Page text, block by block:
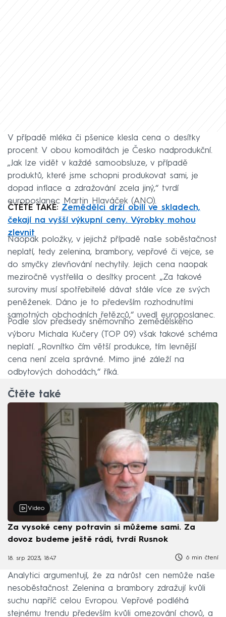
V případě mléka či pšenice klesla cena o desítky
procent. V obou komoditách je Česko nadprodukční.
„Jak lze vidět v každé samoobsluze, v případě
produktů, které jsme schopni produkovat sami, je
dopad inflace a zdražování zcela jiný,“ tvrdí
europoslanec Martin Hlaváček (ANO).
ČTĚTE TAKÉ: Zemědělci drží obilí ve skladech,
čekají na vyšší výkupní ceny. Výrobky mohou
zlevnit
Naopak položky, v jejichž případě naše soběstačnost
neplatí, tedy zelenina, brambory, vepřové či vejce, se
do smyčky zlevňování nechytily. Jejich cena naopak
meziročně vystřelila o desítky procent. „Za takové
suroviny musí spotřebitelé dávat stále více ze svých
peněženek. Dáno je to především rozhodnutími
samotných obchodních řetězců,“ uvedl europoslanec.
Podle slov předsedy sněmovního zemědělského
výboru Michala Kučery (TOP 09) však takové schéma
neplatí. „Rovnítko čím větší produkce, tím levnější
cena není zcela správné. Mimo jiné záleží na
odbytových dohodách,“ říká.
Čtěte také
Video
Za vysoké ceny potravin si můžeme sami. Za
dovoz budeme ještě rádi, tvrdí Rusnok
18. srp 2023, 18:47 6 min čtení
Analytici argumentují, že za nárůst cen nemůže naše
nesoběstačnost. Zelenina a brambory zdražují kvůli
suchu napříč celou Evropou. Vepřové podléhá
stejnému trendu především kvůli omezování chovů, a